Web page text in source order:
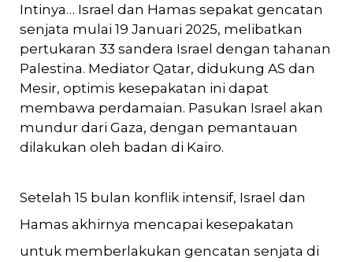
Intinya… Israel dan Hamas sepakat gencatan
senjata mulai 19 Januari 2025, melibatkan
pertukaran 33 sandera Israel dengan tahanan
Palestina. Mediator Qatar, didukung AS dan
Mesir, optimis kesepakatan ini dapat
membawa perdamaian. Pasukan Israel akan
mundur dari Gaza, dengan pemantauan
dilakukan oleh badan di Kairo.
Setelah 15 bulan konflik intensif, Israel dan
Hamas akhirnya mencapai kesepakatan
untuk memberlakukan gencatan senjata di